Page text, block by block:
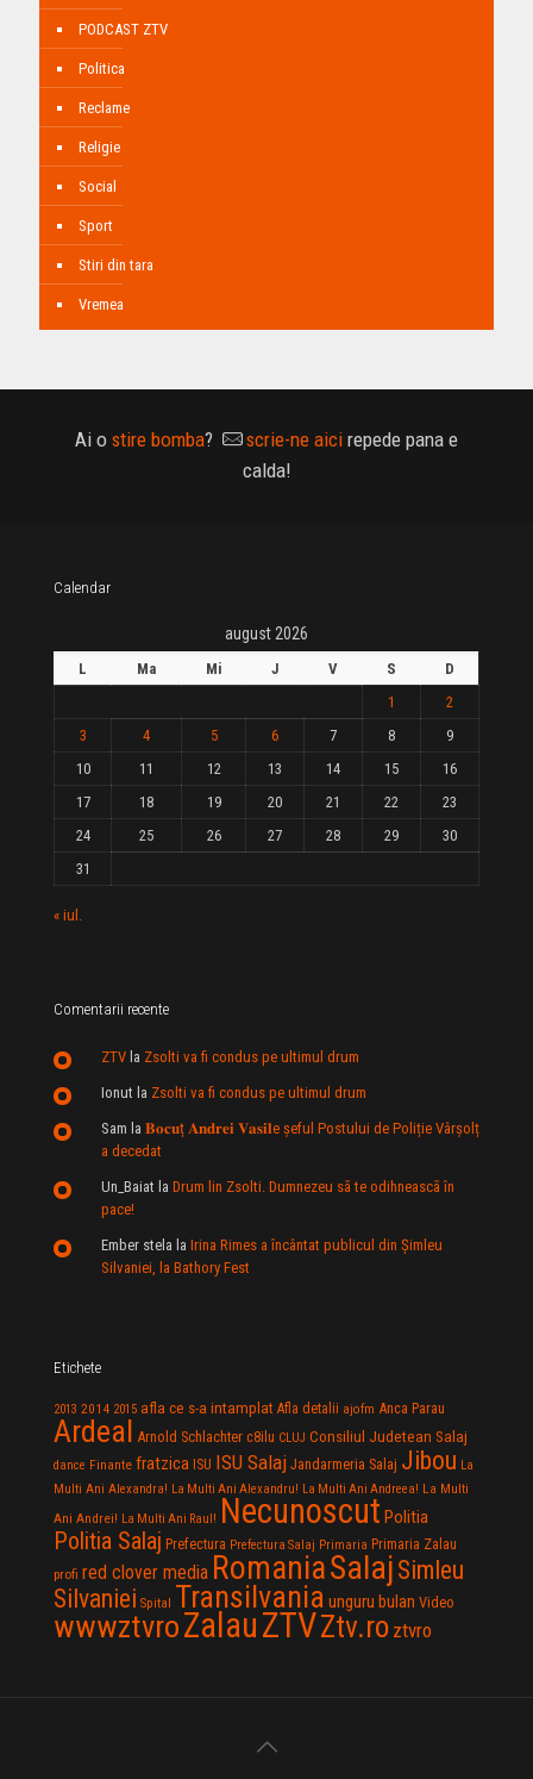
PODCAST ZTV
Politica
Reclame
Religie
Social
Sport
Stiri din tara
Vremea
Ai o stire bomba? scrie-ne aici repede pana e
calda!
Calendar
august 2026
L Ma Mi J V S
D
1
2
3
4 5 6 7 8
9
10
11 12 13 14 15
16
17
18 19 20 21 22
23
24
25 26 27 28 29
30
31
« iul.
Comentarii recente
ZTV la Zsolti va fi condus pe ultimul drum
Ionut la Zsolti va fi condus pe ultimul drum
Sam la 𝐁𝐨𝐜𝐮ț 𝐀𝐧𝐝𝐫𝐞𝐢 𝐕𝐚𝐬𝐢𝐥e şeful Postului de Poliție Vârșolț
a decedat
Un_Baiat la Drum lin Zsolti. Dumnezeu sã te odihneascã în
pace!
Ember stela la Irina Rimes a încântat publicul din Şimleu
Silvaniei, la Bathory Fest
Etichete
2013 2014 2015 afla ce s-a intamplat Afla detalii ajofm Anca Parau
Ardeal Arnold Schlachter c8ilu CLUJ Consiliul Judetean Salaj
dance Finante fratzica ISU ISU Salaj Jandarmeria Salaj Jibou La
Multi Ani Alexandra! La Multi Ani Alexandru! La Multi Ani Andreea! La Multi
Ani Andrei! La Multi Ani Raul! Necunoscut Politia
Politia Salaj Prefectura Prefectura Salaj Primaria Primaria Zalau
profi red clover media RomaniaSalaj Simleu
Silvaniei Spital Transilvania unguru bulan Video
wwwztvroZalauZTVZtv.ro ztvro